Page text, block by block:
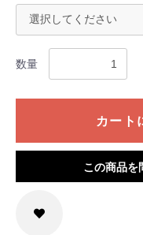
数量
カート
この商品を